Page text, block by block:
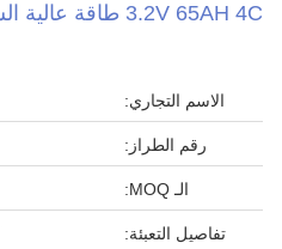
الاسم التجاري:
رقم الطراز:
الـ MOQ:
تفاصيل التعبئة: